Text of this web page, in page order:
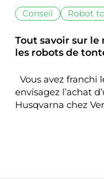
vous
Nos
Mesure
Conseil Robot
Tout savoir sur
les robots de
Vous avez franchi
envisagez l’achat
Husqvarna chez